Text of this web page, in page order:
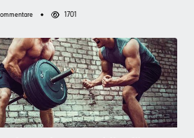
Zu
Der
Richtigen
Verbindungstechnik
Ein
Flughafendach
Holz
Wellen
Schlägt
1701